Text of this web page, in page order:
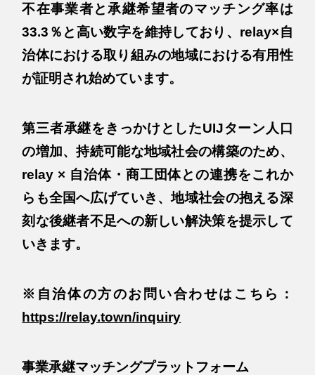
不在事業者と承継希望者のマッチング率は
33.3％と高い数字を維持しており、relay×自
治体における取り組みの地域における有用性
が証明され始めています。
第三者承継をきっかけとしたUIJターン人口
の増加、持続可能な地域社会の構築のため、
relay × 自治体・商工団体との連携をこれか
らも全国へ広げていき、地域社会の抱える深
刻な後継者不足への新しい解決策を提示して
いきます。
※自治体の方のお問い合わせはこちら：
https://relay.town/inquiry
事業承継マッチングプラットフォーム